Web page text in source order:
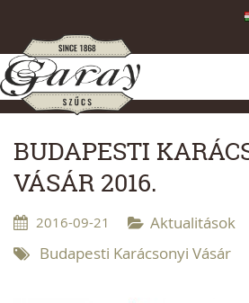
BUDAPESTI
VÁSÁR 2016.
2016-09-21
Aktualitások
Budapesti Karácsonyi Vásár